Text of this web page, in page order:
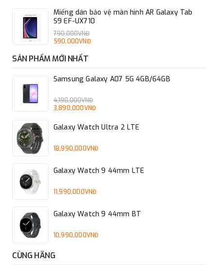
Miếng dán bảo vệ màn hình AR Galaxy Tab
S9 EF-UX710
790,000VNĐ
590,000VNĐ
SẢN PHẨM MỚI NHẤT
Samsung Galaxy A07 5G 4GB/64GB
4,190,000VNĐ
3,890,000VNĐ
Galaxy Watch Ultra 2 LTE
18,990,000VNĐ
Galaxy Watch 9 44mm LTE
11,990,000VNĐ
Galaxy Watch 9 44mm BT
10,990,000VNĐ
CÙNG HÃNG